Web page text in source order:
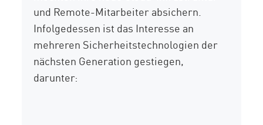
und Remote-Mitarbeiter absichern.
Infolgedessen ist das Interesse an
mehreren Sicherheitstechnologien der
nächsten Generation gestiegen,
darunter: